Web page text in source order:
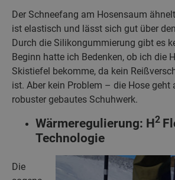
Der Schneefang am Hosensaum
ist elastisch und lässt sich gut über
Durch die Silikongummierung gibt es
Beginn hatte ich Bedenken, ob ich die
Skistiefel bekomme, da kein
ist. Aber kein Problem – die Hose geht
robuster gebautes Schuhwerk.
Wärmeregulierung: H2
Technologie
Die